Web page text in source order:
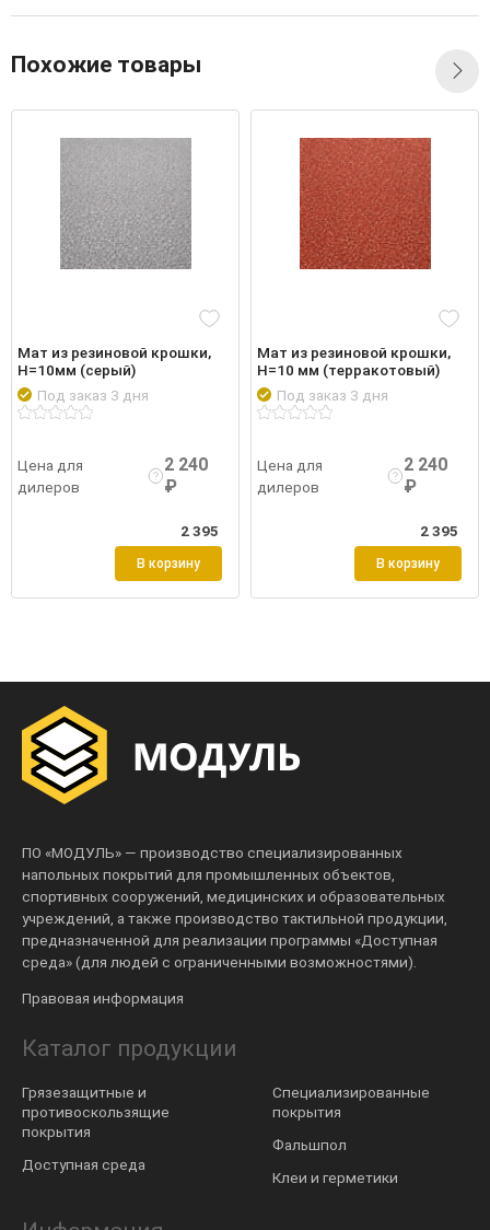
Похожие товары
Мат из резиновой крошки,
Н=10мм (серый)
Под заказ 3 дня
Цена для
дилеров
2 240
₽
2 395
В корзину
Мат из резиновой крошки,
Н=10 мм (терракотовый)
Под заказ 3 дня
Цена для
дилеров
2 240
₽
2 395
В корзину
ПО «МОДУЛЬ» — производство специализированных
напольных покрытий для промышленных объектов,
спортивных сооружений, медицинских и образовательных
учреждений, а также производство тактильной продукции,
предназначенной для реализации программы «Доступная
среда» (для людей с ограниченными возможностями).
Правовая информация
Каталог продукции
Грязезащитные и
противоскользящие
покрытия
Доступная среда
Специализированные
покрытия
Фальшпол
Клеи и герметики